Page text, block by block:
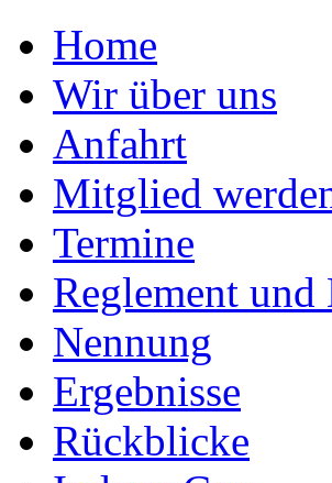
Home
Wir über uns
Anfahrt
Mitglied
Termine
Reglement und
Nennung
Ergebnisse
Rückblicke